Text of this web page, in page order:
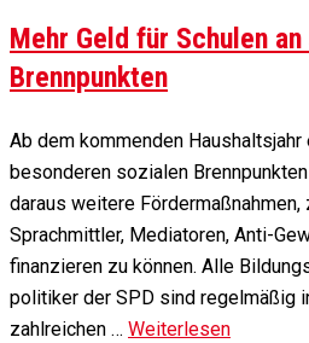
Mehr Geld für Schulen
Brennpunkten
Ab dem kommenden Haushaltsjahr
besonderen sozialen
daraus weitere Fördermaßnahmen,
Sprachmittler, Mediatoren, Anti-
finanzieren zu können. Alle
politiker der SPD sind regelmäßig
zahlreichen … Weiterlesen